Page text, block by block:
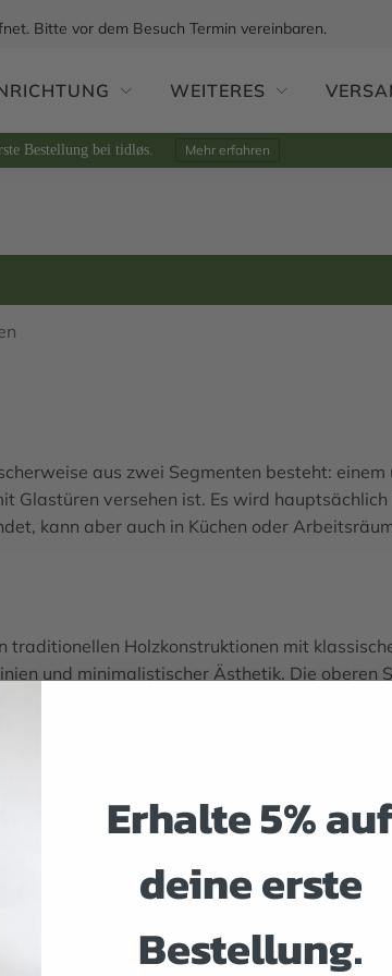
Bitte vor dem Besuch Termin vereinbaren.
WEITERES
Bestellung bei tidløs. Mehr erfahren
aus zwei Segmenten besteht:
Glastüren versehen ist. Es wird
kann aber auch in Küchen oder
traditionellen Holzkonstruktionen mit
und minimalistischer Ästhetik. Die oberen
in seiner Fähigkeit, eine Vielzahl von
dient es zur Aufbewahrung von
aufnehmen kann. Der obere
der Planung und dem Zuschnitt der
Erhalte 5%
deine erste
Bestellung.